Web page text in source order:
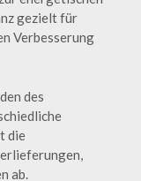
gezielt für
Verbesserung
des
die
ab.